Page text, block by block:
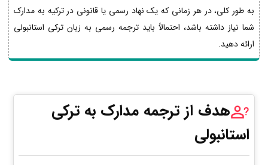
به طور کلی، در هر زمانی که یک نهاد رسمی یا قانونی در ترکیه به مدارک
شما نیاز داشته باشد، احتمالاً باید ترجمه رسمی به زبان ترکی استانبولی
ارائه دهید.
هدف از ترجمه مدارک به ترکی
استانبولی